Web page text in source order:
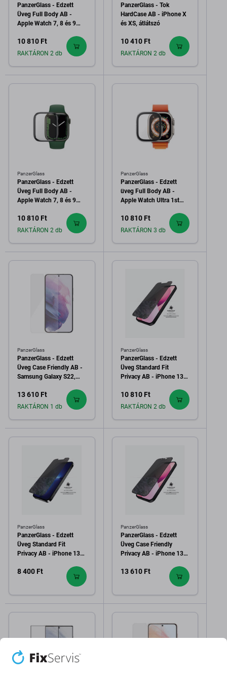
PanzerGlass - Edzett
Üveg Full Body AB -
Apple Watch 7, 8 és 9
10 810 Ft
RAKTÁRON 2 db
PanzerGlass - Tok
HardCase AB - iPhone X
és XS, átlátszó
10 410 Ft
RAKTÁRON 2 db
PanzerGlass
PanzerGlass - Edzett
Üveg Full Body AB -
Apple Watch 7, 8 és 9
10 810 Ft
RAKTÁRON 2 db
PanzerGlass
PanzerGlass - Edzett
üveg Full Body AB -
Apple Watch Ultra 1st
átlátszó
10 810 Ft
RAKTÁRON 3 db
PanzerGlass
PanzerGlass - Edzett
Üveg Case Friendly AB -
Samsung Galaxy S22,
13 610 Ft
RAKTÁRON 1 db
PanzerGlass
PanzerGlass - Edzett
Üveg Standard Fit
Privacy AB - iPhone 13
10 810 Ft
RAKTÁRON 2 db
PanzerGlass
PanzerGlass - Edzett
Üveg Standard Fit
Privacy AB - iPhone 13
átlátszó
8 400 Ft
PanzerGlass
PanzerGlass - Edzett
Üveg Case Friendly
Privacy AB - iPhone 13
13 610 Ft